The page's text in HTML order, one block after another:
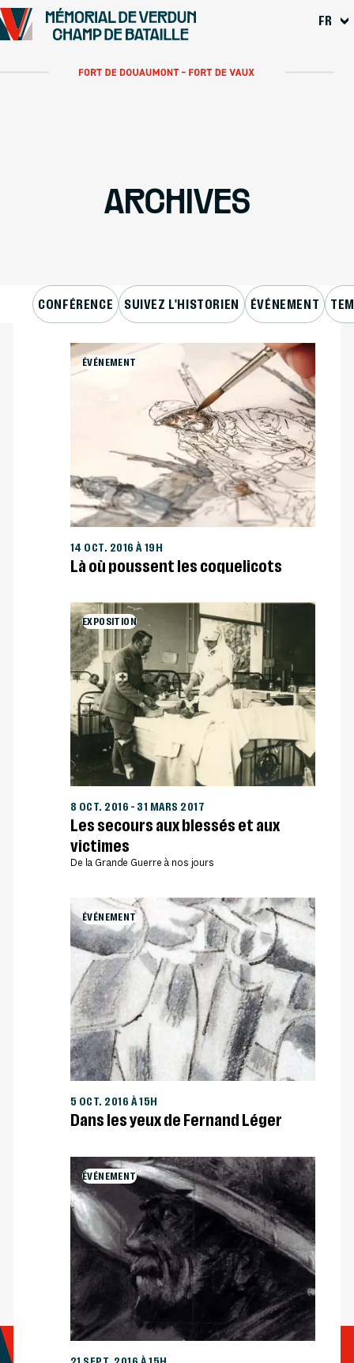
Se rendre au
Contenu principal
Pied de page
FR
ARCHIVES
CONFÉRENCE SUIVEZ L'HISTORIEN ÉVÉNEMENT
ÉVÉNEMENT
14 OCT. 2016 À 19H
Là où poussent les coquelicots
EXPOSITION
8 OCT. 2016 – 31 MARS 2017
Les secours aux blessés et aux
victimes
De la Grande Guerre à nos jours
ÉVÉNEMENT
5 OCT. 2016 À 15H
Dans les yeux de Fernand Léger
ÉVÉNEMENT